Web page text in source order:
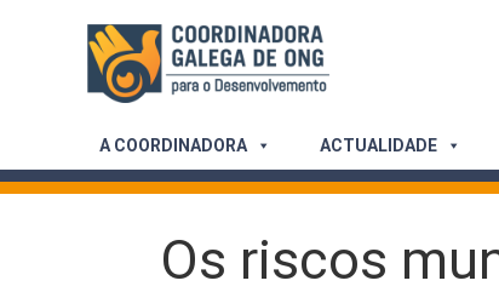
A COORDINADORA ACTUALIDADE
Os riscos